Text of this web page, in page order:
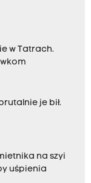
w Tatrach.
je bił.
na szyi
uśpienia